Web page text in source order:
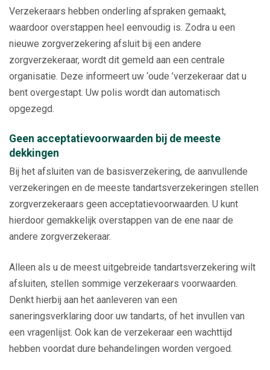
Verzekeraars hebben onderling afspraken gemaakt,
waardoor overstappen heel eenvoudig is. Zodra u een
nieuwe zorgverzekering afsluit bij een andere
zorgverzekeraar, wordt dit gemeld aan een centrale
organisatie. Deze informeert uw ‘oude ’verzekeraar dat u
bent overgestapt. Uw polis wordt dan automatisch
opgezegd.
Geen acceptatievoorwaarden bij de meeste
dekkingen
Bij het afsluiten van de basisverzekering, de aanvullende
verzekeringen en de meeste tandartsverzekeringen stellen
zorgverzekeraars geen acceptatievoorwaarden. U kunt
hierdoor gemakkelijk overstappen van de ene naar de
andere zorgverzekeraar.
Alleen als u de meest uitgebreide tandartsverzekering wilt
afsluiten, stellen sommige verzekeraars voorwaarden.
Denkt hierbij aan het aanleveren van een
saneringsverklaring door uw tandarts, of het invullen van
een vragenlijst. Ook kan de verzekeraar een wachttijd
hebben voordat dure behandelingen worden vergoed.